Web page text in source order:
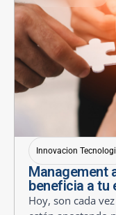
Innovacion
Management
beneficia a tu
Hoy, son cada